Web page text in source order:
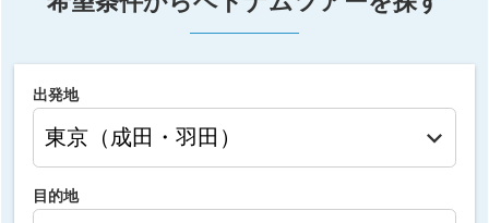
出発地
目的地